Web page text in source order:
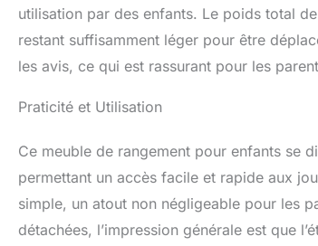
utilisation par des enfants. Le poids total
restant suffisamment léger pour être
les avis, ce qui est rassurant pour les
Praticité et Utilisation
Ce meuble de rangement pour enfants se
permettant un accès facile et rapide aux
simple, un atout non négligeable pour les
détachées, l’impression générale est que